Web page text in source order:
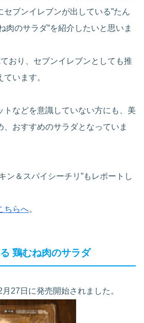
セブンイレブンが出している”たん
肉のサラダ”を紹介したいと思いま
おり、セブンイレブンとしても推
います。
トなどを意識していない方にも、美
、おすすめのサラダとなっていま
ン＆スパイシーチリ”もレポートし
ちらへ。
鶏むね肉のサラダ
27日に発売開始されました。